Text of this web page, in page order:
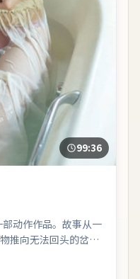
99:36
动作作品。故事从一
推向无法回头的岔
涨有落。